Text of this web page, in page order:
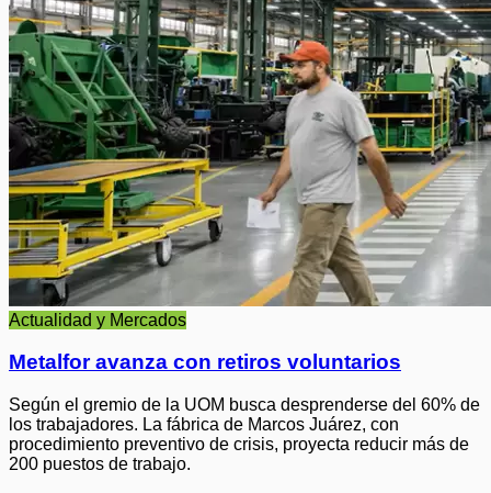
Actualidad y Mercados
Metalfor avanza con retiros voluntarios
Según el gremio de la UOM busca desprenderse del 60% de
los trabajadores. La fábrica de Marcos Juárez, con
procedimiento preventivo de crisis, proyecta reducir más de
200 puestos de trabajo.